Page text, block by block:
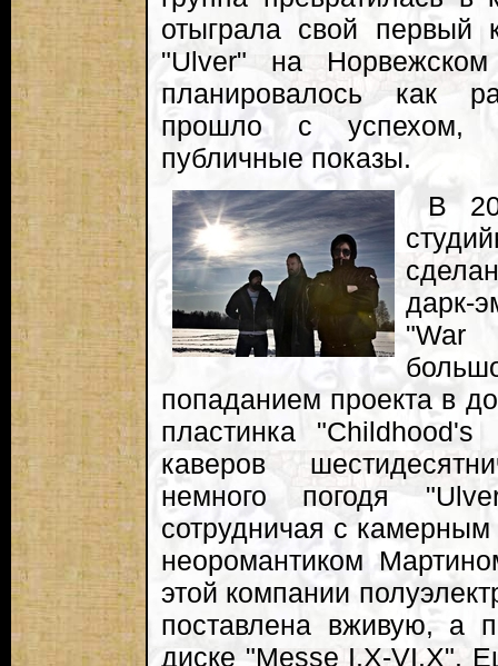
отыграла свой первый
"Ulver" на Норвежском
планировалось как
прошло с успехом,
публичные показы.
В
дарк-
"War
попаданием проекта в
пластинка
каверов
немного погодя
сотрудничая с
неоромантиком
этой компании
поставлена вживую, а
диске "Messe I.X-VI.X".